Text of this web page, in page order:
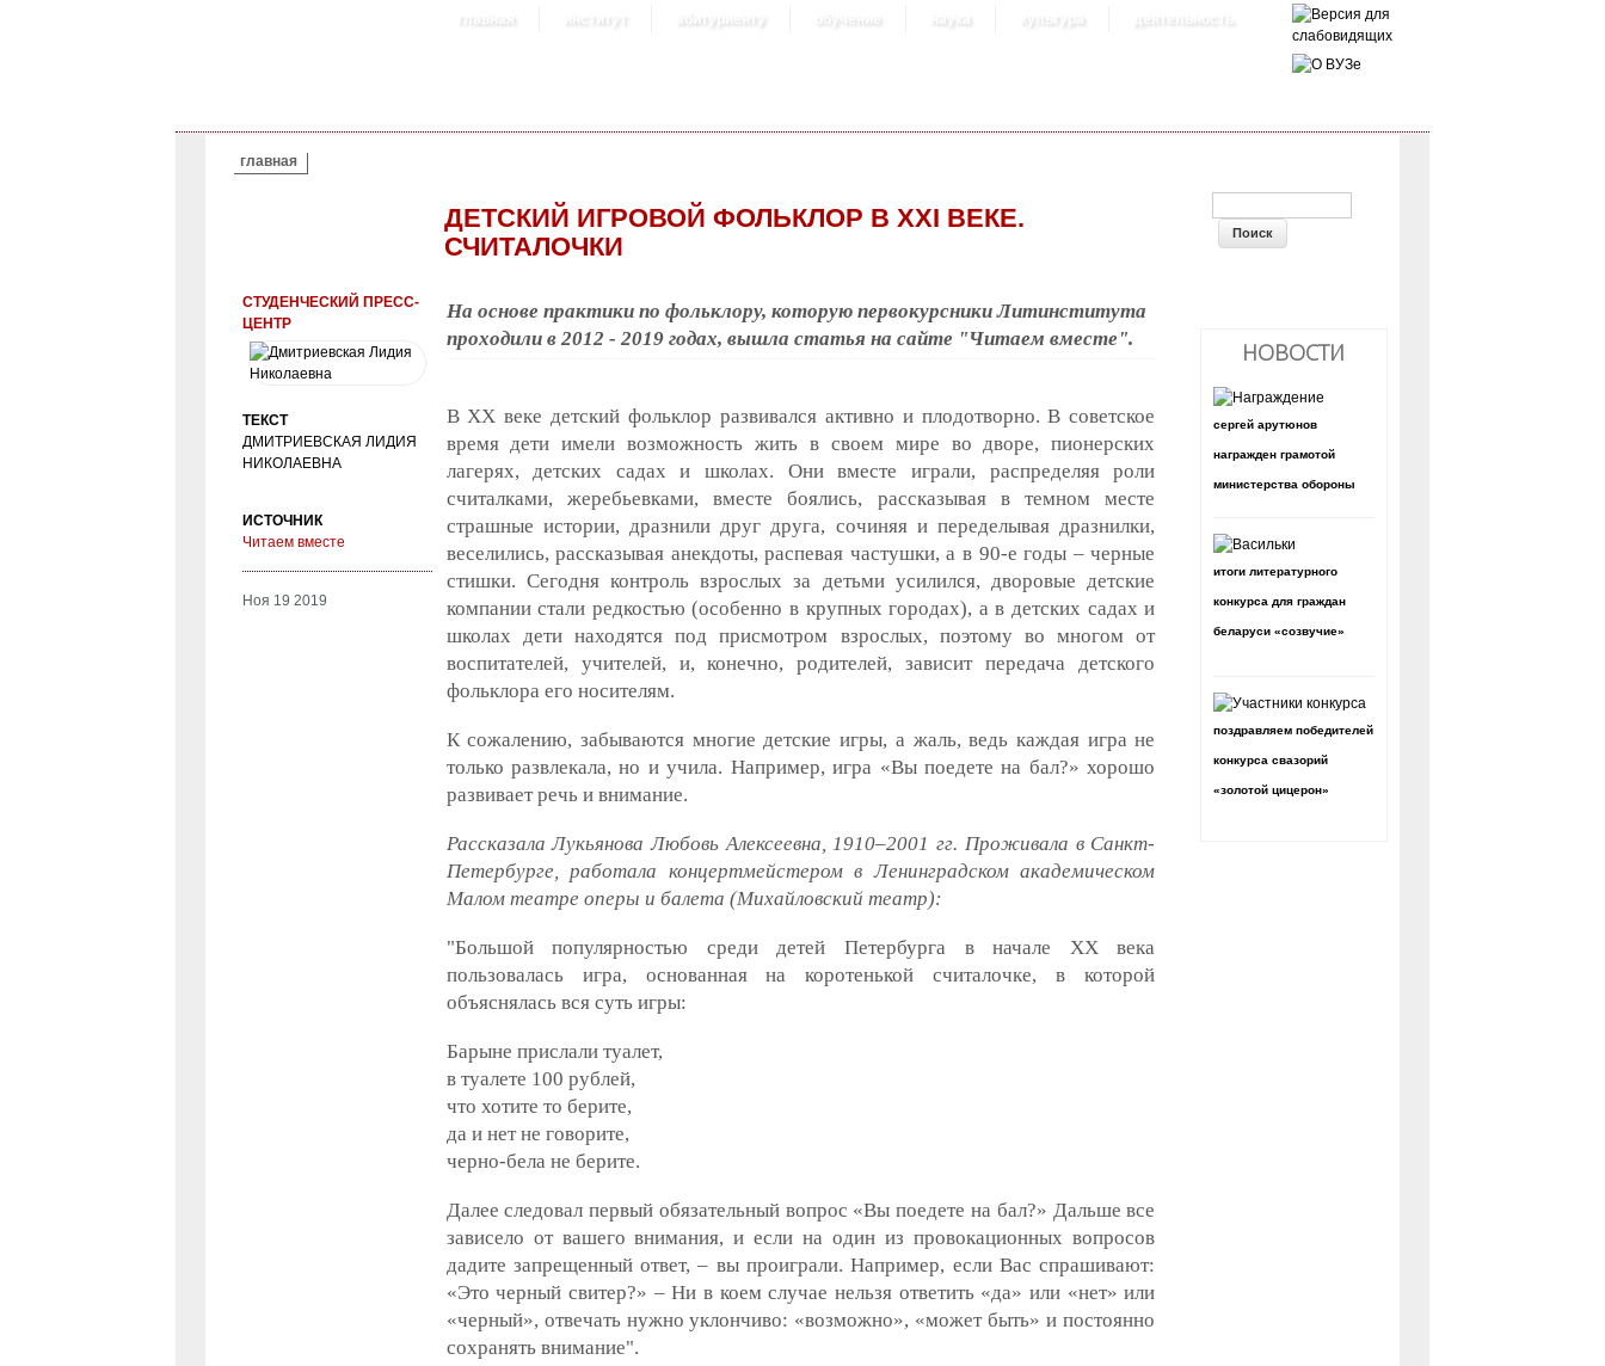
главная институт абитуриенту обучение наука культура деятельность
ВЫ ЗДЕСЬ
главная
ДЕТСКИЙ ИГРОВОЙ ФОЛЬКЛОР В ХХI ВЕКЕ.
СЧИТАЛОЧКИ
СТУДЕНЧЕСКИЙ ПРЕСС-
ЦЕНТР
ТЕКСТ
ДМИТРИЕВСКАЯ ЛИДИЯ
НИКОЛАЕВНА
ИСТОЧНИК
Читаем вместе
Ноя 19 2019
На основе практики по фольклору, которую первокурсники Литинститута
проходили в 2012 - 2019 годах, вышла статья на сайте "Читаем вместе".
В ХХ веке детский фольклор развивался активно и плодотворно. В советское
время дети имели возможность жить в своем мире во дворе, пионерских
лагерях, детских садах и школах. Они вместе играли, распределяя роли
считалками, жеребьевками, вместе боялись, рассказывая в темном месте
страшные истории, дразнили друг друга, сочиняя и переделывая дразнилки,
веселились, рассказывая анекдоты, распевая частушки, а в 90-е годы – черные
стишки. Сегодня контроль взрослых за детьми усилился, дворовые детские
компании стали редкостью (особенно в крупных городах), а в детских садах и
школах дети находятся под присмотром взрослых, поэтому во многом от
воспитателей, учителей, и, конечно, родителей, зависит передача детского
фольклора его носителям.
К сожалению, забываются многие детские игры, а жаль, ведь каждая игра не
только развлекала, но и учила. Например, игра «Вы поедете на бал?» хорошо
развивает речь и внимание.
Рассказала Лукьянова Любовь Алексеевна, 1910–2001 гг. Проживала в Санкт-
Петербурге, работала концертмейстером в Ленинградском академическом
Малом театре оперы и балета (Михайловский театр):
"Большой популярностью среди детей Петербурга в начале ХХ века
пользовалась игра, основанная на коротенькой считалочке, в которой
объяснялась вся суть игры:
Барыне прислали туалет,
в туалете 100 рублей,
что хотите то берите,
да и нет не говорите,
черно-бела не берите.
Далее следовал первый обязательный вопрос «Вы поедете на бал?» Дальше все
зависело от вашего внимания, и если на один из провокационных вопросов
дадите запрещенный ответ, – вы проиграли. Например, если Вас спрашивают:
«Это черный свитер?» – Ни в коем случае нельзя ответить «да» или «нет» или
«черный», отвечать нужно уклончиво: «возможно», «может быть» и постоянно
сохранять внимание".
ФОРМА ПОИСКА
НОВОСТИ
сергей арутюнов
награжден грамотой
министерства обороны
итоги литературного
конкурса для граждан
беларуси «созвучие»
поздравляем победителей
конкурса свазорий
«золотой цицерон»